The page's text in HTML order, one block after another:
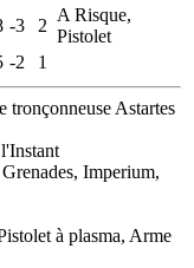
-3 2
A Risque,
Pistolet
-2 1
Astartes
Imperium,
à plasma, Arme